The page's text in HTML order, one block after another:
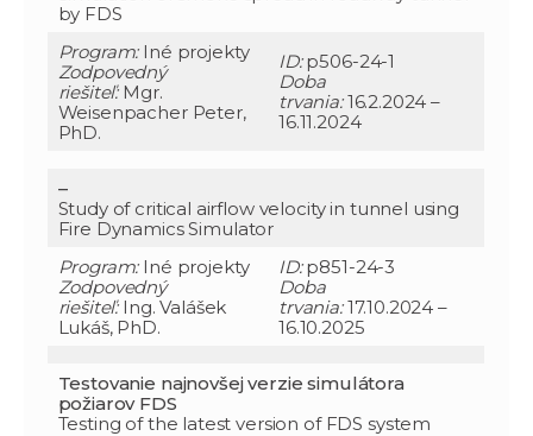
by FDS
Program:Iné projekty
Zodpovedný
riešiteľ:Mgr.
Weisenpacher Peter,
PhD.
ID:p506-24-1
Doba
trvania:16.2.2024 –
16.11.2024
–
Study of critical airflow velocity in tunnel using
Fire Dynamics Simulator
Program:Iné projekty
Zodpovedný
riešiteľ:Ing. Valášek
Lukáš, PhD.
ID:p851-24-3
Doba
trvania:17.10.2024 –
16.10.2025
Testovanie najnovšej verzie simulátora
požiarov FDS
Testing of the latest version of FDS system